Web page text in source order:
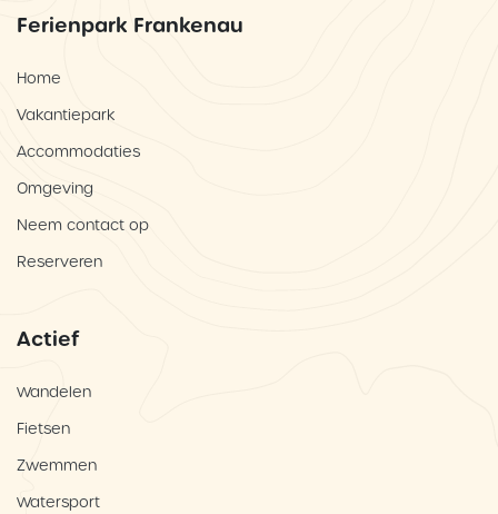
Ferienpark Frankenau
Home
Vakantiepark
Accommodaties
Omgeving
Neem contact op
Reserveren
Actief
Wandelen
Fietsen
Zwemmen
Watersport